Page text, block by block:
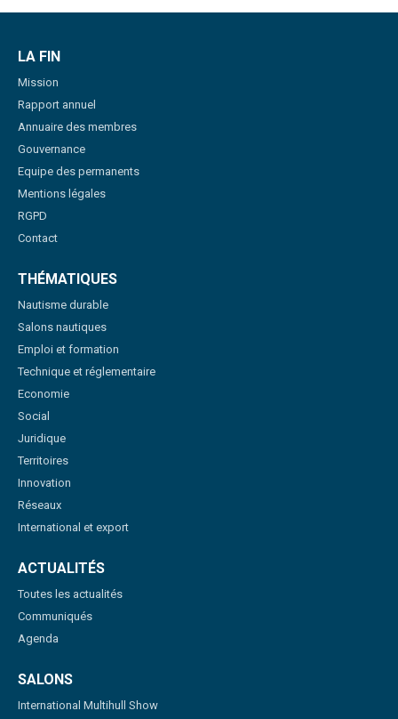
LA FIN
Mission
Rapport annuel
Annuaire des membres
Gouvernance
Equipe des permanents
Mentions légales
RGPD
Contact
THÉMATIQUES
Nautisme durable
Salons nautiques
Emploi et formation
Technique et réglementaire
Economie
Social
Juridique
Territoires
Innovation
Réseaux
International et export
ACTUALITÉS
Toutes les actualités
Communiqués
Agenda
SALONS
International Multihull Show